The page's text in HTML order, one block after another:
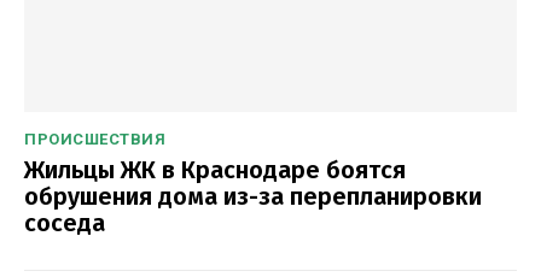
ПРОИСШЕСТВИЯ
Жильцы ЖК в Краснодаре боятся
обрушения дома из-за перепланировки
соседа